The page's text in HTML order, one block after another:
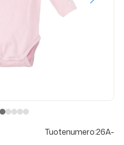
Tuotenumero:26A-